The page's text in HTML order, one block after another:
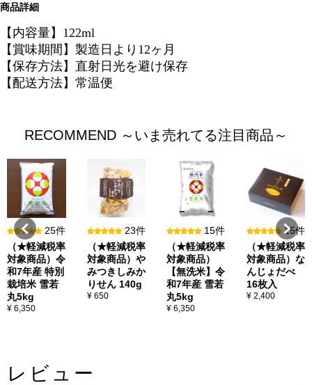
商品詳細
【内容量】122ml
【賞味期間】製造日より12ヶ月
【保存方法】直射日光を避け保存
【配送方法】常温便
RECOMMEND ～いま売れてる注目商品～
25件
（★軽減税率
対象商品）令
和7年産 特別
栽培米 雪若
丸5kg
¥ 6,350
23件
（★軽減税率
対象商品）や
みつきしみか
りせん 140g
¥ 650
15件
（★軽減税率
対象商品）
【無洗米】令
和7年産 雪若
丸5kg
¥ 6,350
15件
（★軽減税率
対象商品）な
んじょだべ
16枚入
¥ 2,400
レビュー